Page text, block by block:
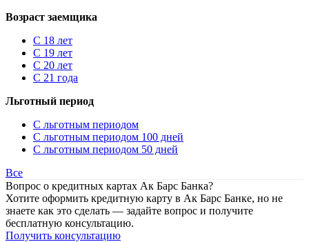
Возраст заемщика
С 18 лет
С 19 лет
С 20 лет
С 21 года
Льготный период
С льготным периодом
С льготным периодом 100 дней
С льготным периодом 50 дней
Все
Вопрос о кредитных картах Ак Барс Банка?
Хотите оформить кредитную карту в Ак Барс Банке, но не
знаете как это сделать — задайте вопрос и получите
бесплатную консультацию.
Получить консультацию